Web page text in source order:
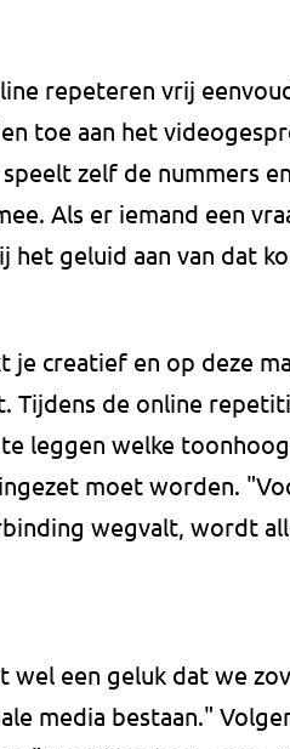
repeteren vrij
toe aan het
zelf de nummers
Als er iemand een
het geluid aan van dat
je creatief en op deze
Tijdens de online
leggen welke
moet worden.
wegvalt, wordt
een geluk dat we
media bestaan."